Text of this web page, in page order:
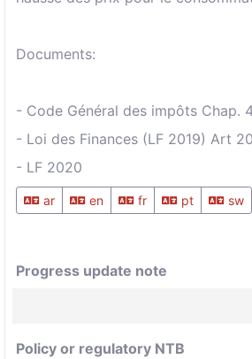
Documents:
- Code Général des impôts Chap.
- Loi des Finances (LF 2019) Art
- LF 2020
ar en fr pt sw
Progress update note
Policy or regulatory NTB